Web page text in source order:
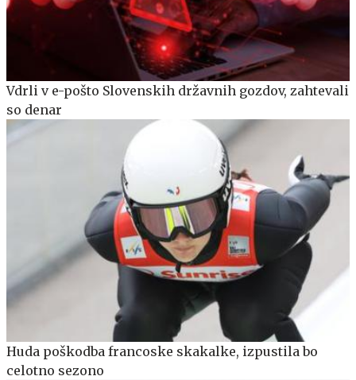
Vdrli v e-pošto Slovenskih državnih gozdov, zahtevali
so denar
Huda poškodba francoske skakalke, izpustila bo
celotno sezono